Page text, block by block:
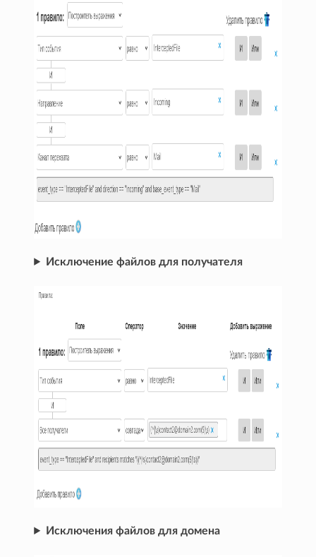
Исключение файлов для получателя
Исключения файлов для домена